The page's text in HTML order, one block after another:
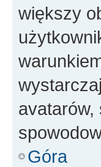
większy
Góra